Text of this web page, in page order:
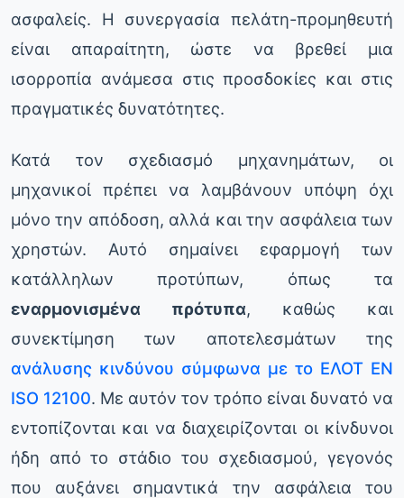
ασφαλείς. Η συνεργασία πελάτη-προμηθευτή
είναι απαραίτητη, ώστε να βρεθεί μια
ισορροπία ανάμεσα στις προσδοκίες και στις
πραγματικές δυνατότητες.
Κατά τον σχεδιασμό μηχανημάτων, οι
μηχανικοί πρέπει να λαμβάνουν υπόψη όχι
μόνο την απόδοση, αλλά και την ασφάλεια των
χρηστών. Αυτό σημαίνει εφαρμογή των
κατάλληλων προτύπων, όπως τα
εναρμονισμένα πρότυπα, καθώς και
συνεκτίμηση των αποτελεσμάτων της
ανάλυσης κινδύνου σύμφωνα με το ΕΛΟΤ EN
ISO 12100. Με αυτόν τον τρόπο είναι δυνατό να
εντοπίζονται και να διαχειρίζονται οι κίνδυνοι
ήδη από το στάδιο του σχεδιασμού, γεγονός
που αυξάνει σημαντικά την ασφάλεια του